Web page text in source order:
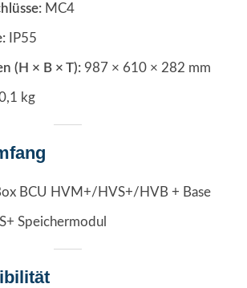
MC4
IP55
(H × B × T): 987 × 610 × 282 mm
kg
BCU HVM+/HVS+/HVB + Base
Speichermodul